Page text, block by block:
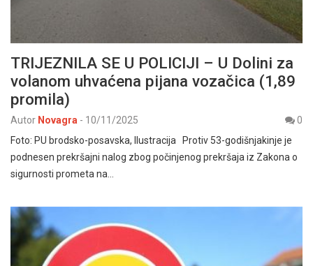
TRIJEZNILA SE U POLICIJI – U Dolini za
volanom uhvaćena pijana vozačica (1,89
promila)
Autor Novagra - 10/11/2025
0
Foto: PU brodsko-posavska, Ilustracija Protiv 53-godišnjakinje je
podnesen prekršajni nalog zbog počinjenog prekršaja iz Zakona o
sigurnosti prometa na…